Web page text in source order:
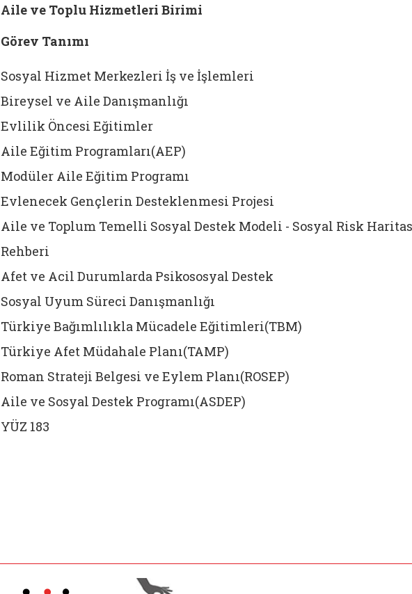
Aile ve Toplu Hizmetleri Birimi
Görev Tanımı
Sosyal Hizmet Merkezleri İş ve İşlemleri
Bireysel ve Aile Danışmanlığı
Evlilik Öncesi Eğitimler
Aile Eğitim Programları(AEP)
Modüler Aile Eğitim Programı
Evlenecek Gençlerin Desteklenmesi Projesi
Aile ve Toplum Temelli Sosyal Destek Modeli - Sosyal Risk
Rehberi
Afet ve Acil Durumlarda Psikososyal Destek
Sosyal Uyum Süreci Danışmanlığı
Türkiye Bağımlılıkla Mücadele Eğitimleri(TBM)
Türkiye Afet Müdahale Planı(TAMP)
Roman Strateji Belgesi ve Eylem Planı(ROSEP)
Aile ve Sosyal Destek Programı(ASDEP)
YÜZ 183